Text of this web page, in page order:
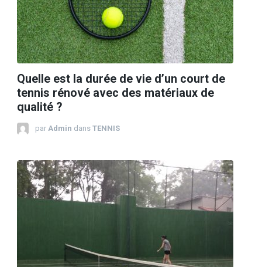
Quelle est la durée de vie d’un court de
tennis rénové avec des matériaux de
qualité ?
par Admin dans TENNIS